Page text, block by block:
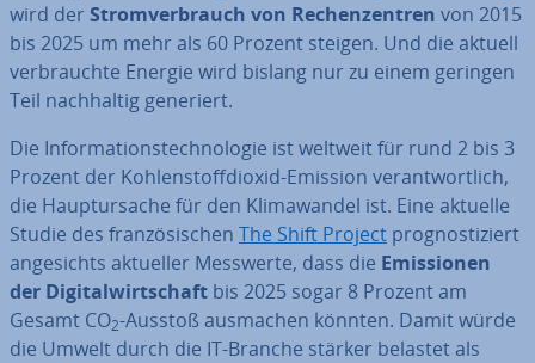
wird der Strom­ver­brauch von Re­chen­zen­tren von 2015
bis 2025 um mehr als 60 Prozent steigen. Und die aktuell
ver­brauch­te Energie wird bislang nur zu einem geringen
Teil nach­hal­tig generiert.
Die In­for­ma­ti­ons­tech­no­lo­gie ist weltweit für rund 2 bis 3
Prozent der Koh­len­stoff­di­oxid-Emission ver­ant­wort­lich,
die Haupt­ur­sa­che für den Kli­ma­wan­del ist. Eine aktuelle
Studie des fran­zö­si­schen The Shift Project pro­gnos­ti­ziert
an­ge­sichts aktueller Messwerte, dass die Emis­sio­nen
der Di­gi­tal­wirt­schaft bis 2025 sogar 8 Prozent am
Gesamt CO2-Ausstoß ausmachen könnten. Damit würde
die Umwelt durch die IT-Branche stärker belastet als